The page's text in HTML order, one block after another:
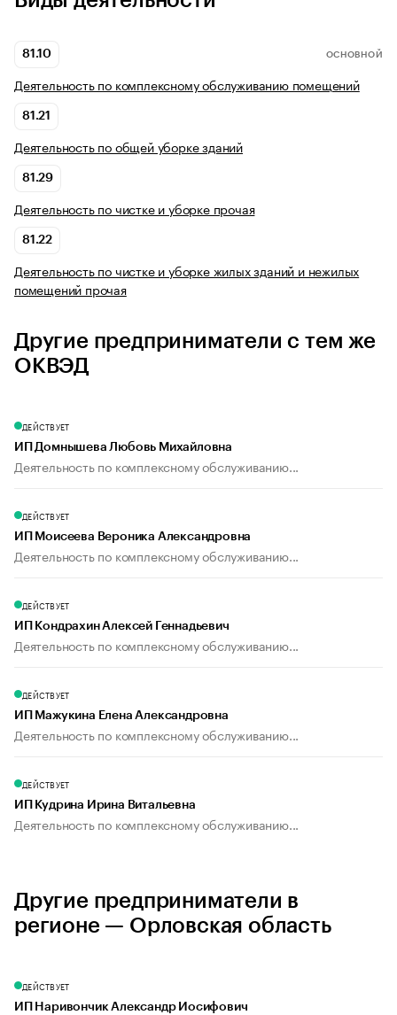
81.10 ОСНОВНОЙ
Деятельность по комплексному обслуживанию помещений
81.21
Деятельность по общей уборке зданий
81.29
Деятельность по чистке и уборке прочая
81.22
Деятельность по чистке и уборке жилых зданий и нежилых
помещений прочая
Другие предприниматели с тем же
ОКВЭД
ДЕЙСТВУЕТ
ИП Домнышева Любовь Михайловна
Деятельность по комплексному обслуживанию...
ДЕЙСТВУЕТ
ИП Моисеева Вероника Александровна
Деятельность по комплексному обслуживанию...
ДЕЙСТВУЕТ
ИП Кондрахин Алексей Геннадьевич
Деятельность по комплексному обслуживанию...
ДЕЙСТВУЕТ
ИП Мажукина Елена Александровна
Деятельность по комплексному обслуживанию...
ДЕЙСТВУЕТ
ИП Кудрина Ирина Витальевна
Деятельность по комплексному обслуживанию...
Другие предприниматели в
регионе — Орловская область
ДЕЙСТВУЕТ
ИП Наривончик Александр Иосифович